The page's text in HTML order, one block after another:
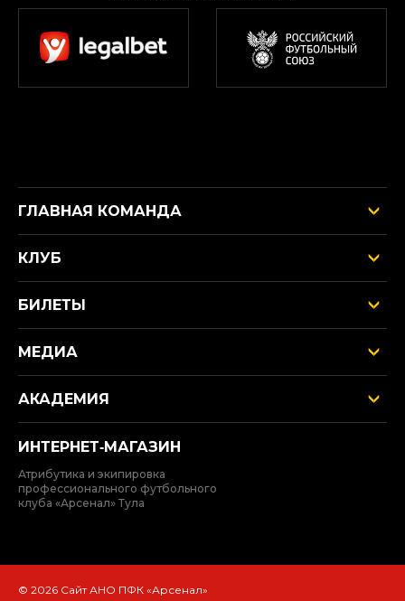
ГЛАВНАЯ КОМАНДА
КЛУБ
БИЛЕТЫ
МЕДИА
АКАДЕМИЯ
ИНТЕРНЕТ‑МАГАЗИН
Атрибутика и экипировка
профессионального футбольного
клуба «Арсенал» Тула
© 2026 Сайт АНО ПФК «Арсенал»